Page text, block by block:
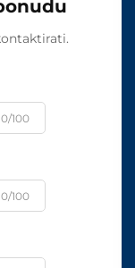
0/100
0/100